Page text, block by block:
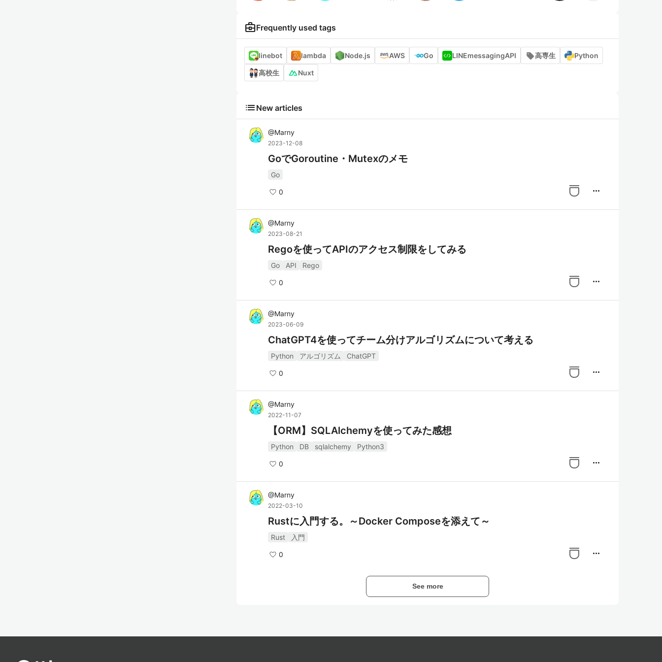
business_centerFrequently used tags
linebot lambda Node.js AWS Go LINEmessagingAPI 高専生 Python
高校生 Nuxt
list New articles
@Marny
2023-12-08
GoでGoroutine・Mutexのメモ
Go
0 more_horiz
@Marny
2023-08-21
Regoを使ってAPIのアクセス制限をしてみる
Go API Rego
0 more_horiz
@Marny
2023-06-09
ChatGPT4を使ってチーム分けアルゴリズムについて考える
Python アルゴリズム ChatGPT
0 more_horiz
@Marny
2022-11-07
【ORM】SQLAlchemyを使ってみた感想
Python DB sqlalchemy Python3
0 more_horiz
@Marny
2022-03-10
Rustに入門する。～Docker Composeを添えて～
Rust 入門
0 more_horiz
See more